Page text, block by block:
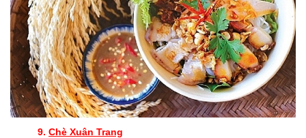
9. Chè Xuân Trang